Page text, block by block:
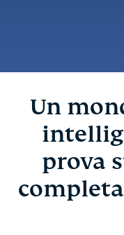
Un
prova